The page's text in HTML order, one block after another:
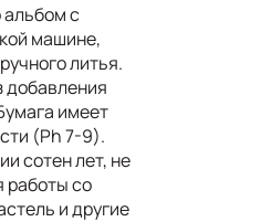
с
машине,
литья.
добавления
имеет
(Ph 7-9).
сотен лет, не
работы со
и другие